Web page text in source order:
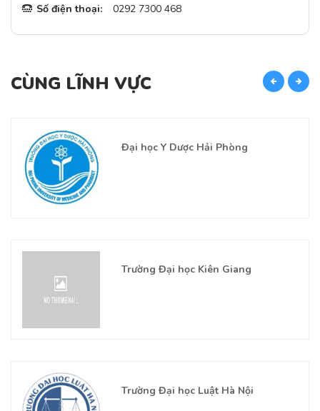
Số điện thoại:
0292 7300 468
CÙNG LĨNH VỰC
Đại học Y Dược Hải Phòng
Trường Đại học Kiên Giang
Trường Đại học Luật Hà Nội